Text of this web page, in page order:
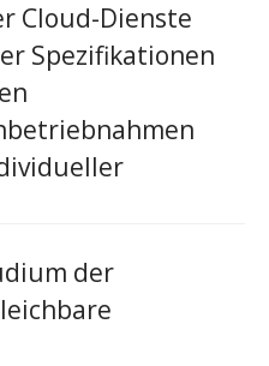
Cloud-Dienste
Spezifikationen
der